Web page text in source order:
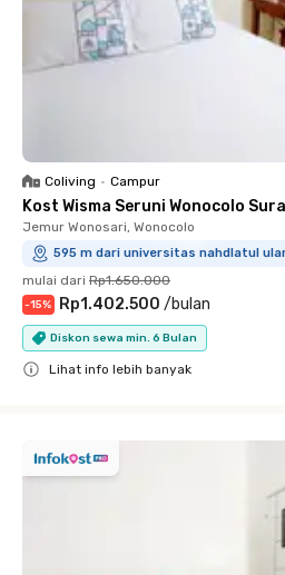
Coliving • Campur
Kost Wisma Seruni Wonocolo
Jemur Wonosari, Wonocolo
595 m dari universitas nahdlatul
mulai dari Rp1.650.000
-15% Rp1.402.500 /bulan
Diskon sewa min. 6 Bulan
Lihat info lebih banyak